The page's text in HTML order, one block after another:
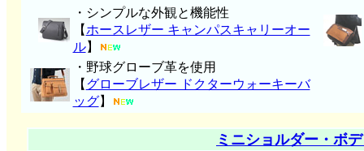
・シンプルな外観と機能性
【 ホースレザー キャンパスキャリーオー
ル】
・野球グローブ革を使用
【 グローブレザー ドクターウォーキーバ
ッグ】
ミニショルダー・ボ